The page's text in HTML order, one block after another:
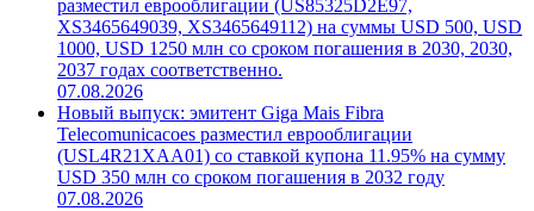
разместил еврооблигации (US85325D2E97,
XS3465649039, XS3465649112) на суммы USD 500, USD
1000, USD 1250 млн со сроком погашения в 2030, 2030,
2037 годах соответственно.
07.08.2026
Новый выпуск: эмитент Giga Mais Fibra
Telecomunicacoes разместил еврооблигации
(USL4R21XAA01) со ставкой купона 11.95% на сумму
USD 350 млн со сроком погашения в 2032 году
07.08.2026